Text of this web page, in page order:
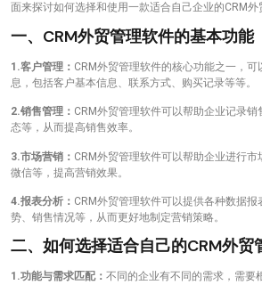
面来探讨如何选择和使用一款适合自己企业的CRM外
一、CRM外贸管理软件的基本功能
1.客户管理： CRM外贸管理软件的核心功能之一，
息，包括客户基本信息、联系方式、购买记录等等。
2.销售管理： CRM外贸管理软件可以帮助企业记录
态等，从而提高销售效率。
3.市场营销： CRM外贸管理软件可以帮助企业进行市
微信等，提高营销效果。
4.报表分析： CRM外贸管理软件可以提供各种数据
势、销售情况等，从而更好地制定营销策略。
二、如何选择适合自己的CRM外贸
1.功能与需求匹配： 不同的企业有不同的需求，需要